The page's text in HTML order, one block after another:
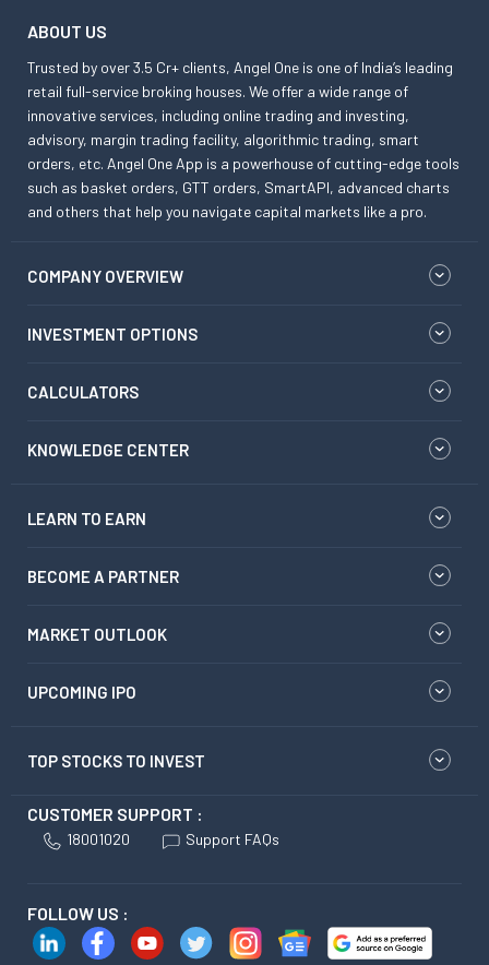
ABOUT US
Trusted by over 3.5 Cr+ clients, Angel One is one of India’s leading
retail full-service broking houses. We offer a wide range of
innovative services, including online trading and investing,
advisory, margin trading facility, algorithmic trading, smart
orders, etc. Angel One App is a powerhouse of cutting-edge tools
such as basket orders, GTT orders, SmartAPI, advanced charts
and others that help you navigate capital markets like a pro.
COMPANY OVERVIEW
INVESTMENT OPTIONS
CALCULATORS
KNOWLEDGE CENTER
LEARN TO EARN
BECOME A PARTNER
MARKET OUTLOOK
UPCOMING IPO
TOP STOCKS TO INVEST
CUSTOMER SUPPORT :
18001020 Support FAQs
FOLLOW US :